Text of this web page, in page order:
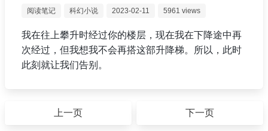
阅读笔记 科幻小说 2023-02-11 5961 views
我在往上攀升时经过你的楼层，现在我在下降途中再
次经过，但我想我不会再搭这部升降梯。所以，此时
此刻就让我们告别。
上一页 下一页